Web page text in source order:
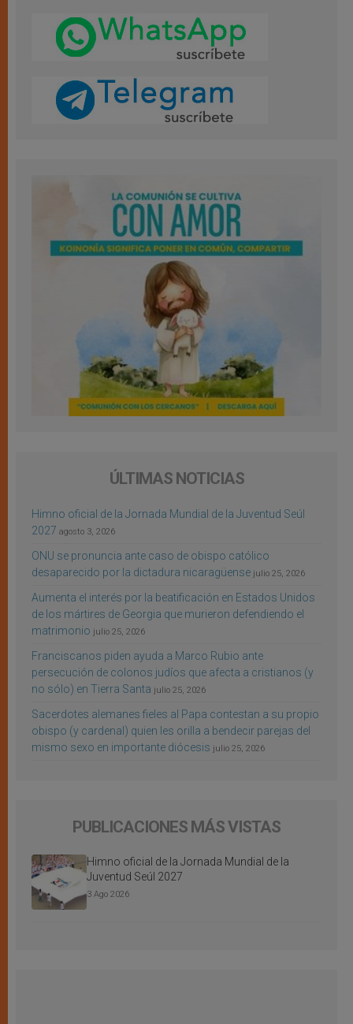
ÚLTIMAS NOTICIAS
Himno oficial de la Jornada Mundial de la Juventud Seúl
2027 agosto 3, 2026
ONU se pronuncia ante caso de obispo católico
desaparecido por la dictadura nicaragüense julio 25, 2026
Aumenta el interés por la beatificación en Estados Unidos
de los mártires de Georgia que murieron defendiendo el
matrimonio julio 25, 2026
Franciscanos piden ayuda a Marco Rubio ante
persecución de colonos judíos que afecta a cristianos (y
no sólo) en Tierra Santa julio 25, 2026
Sacerdotes alemanes fieles al Papa contestan a su propio
obispo (y cardenal) quien les orilla a bendecir parejas del
mismo sexo en importante diócesis julio 25, 2026
PUBLICACIONES MÁS VISTAS
Himno oficial de la Jornada Mundial de la
Juventud Seúl 2027
3 Ago 2026